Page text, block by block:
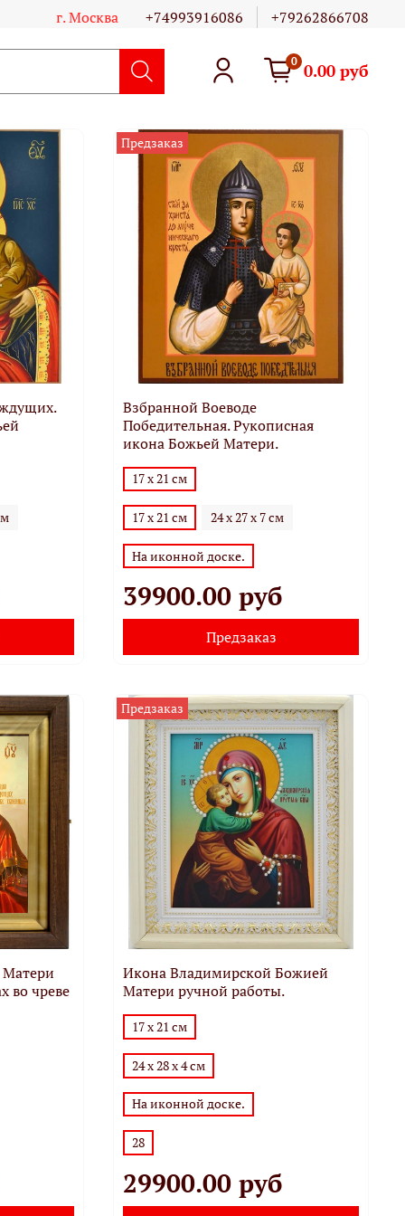
г. Москва +74993916086 +79262866708
0 0.00 руб
Предзаказ
Взбранной Воеводе
Победительная. Рукописная
икона Божьей Матери.
17 х 21 см
17 х 21 см 24 х 27 х 7 см
На иконной доске.
39900.00 руб
Предзаказ
во чреве
Предзаказ
Икона Владимирской Божией
Матери ручной работы.
17 х 21 см
24 х 28 х 4 см
На иконной доске.
28
29900.00 руб